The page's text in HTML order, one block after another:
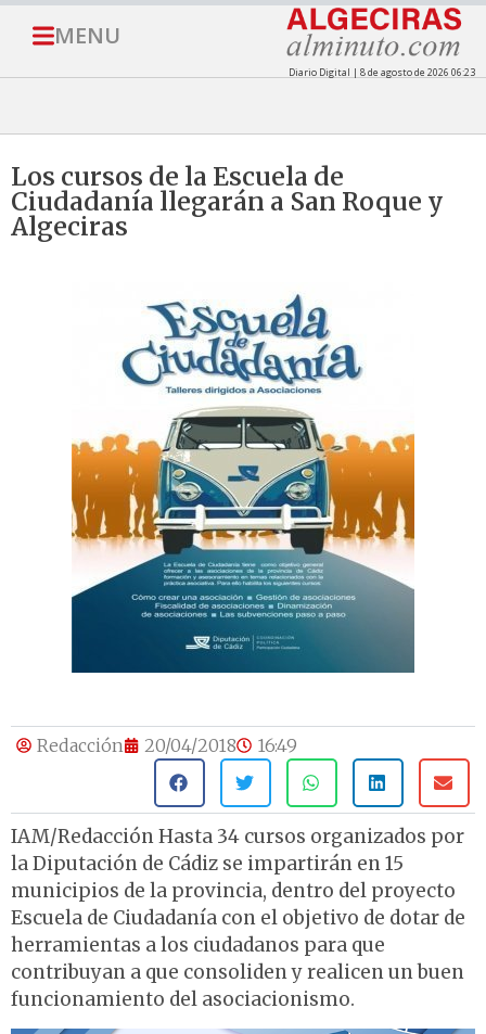
MENU
Diario Digital | 8 de agosto de 2026 06:23
Los cursos de la Escuela de
Ciudadanía llegarán a San Roque y
Algeciras
Redacción 20/04/2018 16:49
IAM/Redacción Hasta 34 cursos organizados por
la Diputación de Cádiz se impartirán en 15
municipios de la provincia, dentro del proyecto
Escuela de Ciudadanía con el objetivo de dotar de
herramientas a los ciudadanos para que
contribuyan a que consoliden y realicen un buen
funcionamiento del asociacionismo.